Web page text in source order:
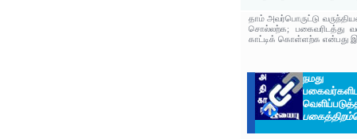
தாம் அவர்பொருட்டு
சொல்லற்க; பகைவரிடத்து
காட்டிக் கொள்ளற்க என்பது
நமது